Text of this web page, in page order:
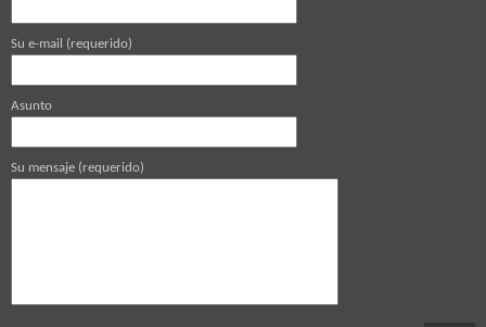
Su e-mail (requerido)
Asunto
Su mensaje (requerido)